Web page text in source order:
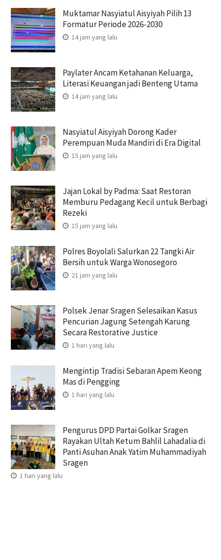
Muktamar Nasyiatul Aisyiyah Pilih 13
Formatur Periode 2026-2030
14 jam yang lalu
Paylater Ancam Ketahanan Keluarga,
Literasi Keuangan jadi Benteng Utama
14 jam yang lalu
Nasyiatul Aisyiyah Dorong Kader
Perempuan Muda Mandiri di Era Digital
15 jam yang lalu
Jajan Lokal by Padma: Saat Restoran
Memburu Pedagang Kecil untuk Berbagi
Rezeki
15 jam yang lalu
Polres Boyolali Salurkan 22 Tangki Air
Bersih untuk Warga Wonosegoro
21 jam yang lalu
Polsek Jenar Sragen Selesaikan Kasus
Pencurian Jagung Setengah Karung
Secara Restorative Justice
1 hari yang lalu
Mengintip Tradisi Sebaran Apem Keong
Mas di Pengging
1 hari yang lalu
Pengurus DPD Partai Golkar Sragen
Rayakan Ultah Ketum Bahlil Lahadalia di
Panti Asuhan Anak Yatim Muhammadiyah
Sragen
1 hari yang lalu